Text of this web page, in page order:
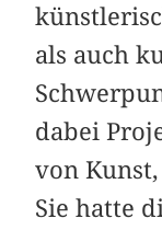
als auch
dabei
von
Sie hatte